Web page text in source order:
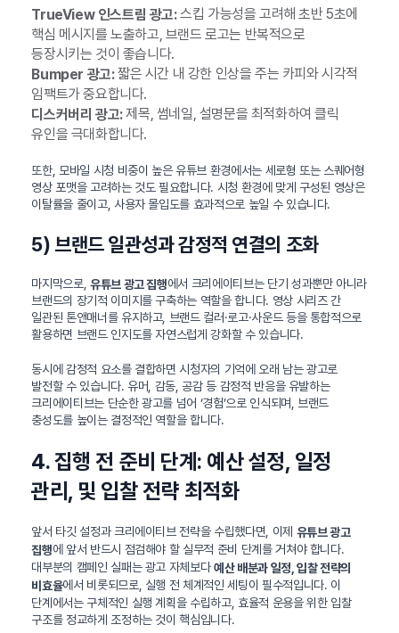
TrueView 인스트림 광고:스킵 가능성을 고려해 초반 5초에
핵심 메시지를 노출하고, 브랜드 로고는 반복적으로
등장시키는 것이 좋습니다.
Bumper 광고:짧은 시간 내 강한 인상을 주는 카피와 시각적
임팩트가 중요합니다.
디스커버리 광고:제목, 썸네일, 설명문을 최적화하여 클릭
유인을 극대화합니다.
또한, 모바일 시청 비중이 높은 유튜브 환경에서는 세로형 또는 스퀘어형
영상 포맷을 고려하는 것도 필요합니다. 시청 환경에 맞게 구성된 영상은
이탈률을 줄이고, 사용자 몰입도를 효과적으로 높일 수 있습니다.
5) 브랜드 일관성과 감정적 연결의 조화
마지막으로, 유튜브 광고 집행에서 크리에이티브는 단기 성과뿐만 아니라
브랜드의 장기적 이미지를 구축하는 역할을 합니다. 영상 시리즈 간
일관된 톤앤매너를 유지하고, 브랜드 컬러·로고·사운드 등을 통합적으로
활용하면 브랜드 인지도를 자연스럽게 강화할 수 있습니다.
동시에 감정적 요소를 결합하면 시청자의 기억에 오래 남는 광고로
발전할 수 있습니다. 유머, 감동, 공감 등 감정적 반응을 유발하는
크리에이티브는 단순한 광고를 넘어 ‘경험’으로 인식되며, 브랜드
충성도를 높이는 결정적인 역할을 합니다.
4. 집행 전 준비 단계: 예산 설정, 일정
관리, 및 입찰 전략 최적화
앞서 타깃 설정과 크리에이티브 전략을 수립했다면, 이제 유튜브 광고
집행에 앞서 반드시 점검해야 할 실무적 준비 단계를 거쳐야 합니다.
대부분의 캠페인 실패는 광고 자체보다예산 배분과 일정, 입찰 전략의
비효율에서 비롯되므로, 실행 전 체계적인 세팅이 필수적입니다. 이
단계에서는 구체적인 실행 계획을 수립하고, 효율적 운용을 위한 입찰
구조를 정교하게 조정하는 것이 핵심입니다.